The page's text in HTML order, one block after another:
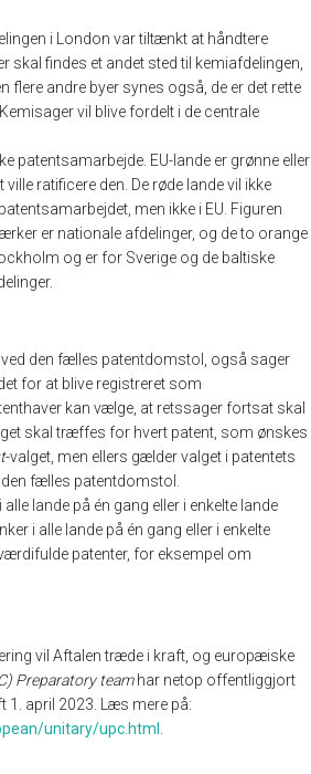
i London var tiltænkt at håndtere
findes et andet sted til kemiafdelingen,
flere andre byer synes også, de er det rette
vil blive fordelt i de centrale
patentsamarbejde. EU-lande er grønne eller
ratificere den. De røde lande vil ikke
men ikke i EU. Figuren
er nationale afdelinger, og de to orange
og er for Sverige og de baltiske
den fælles patentdomstol, også sager
for at blive registreret som
kan vælge, at retssager fortsat skal
skal træffes for hvert patent, som ønskes
-valget, men ellers gælder valget i patentets
fælles patentdomstol.
lande på én gang eller i enkelte lande
i alle lande på én gang eller i enkelte
patenter, for eksempel om
vil Aftalen træde i kraft, og europæiske
Preparatory teamhar netop offentliggjort
1. april 2023. Læs mere på:
unitary/upc.html